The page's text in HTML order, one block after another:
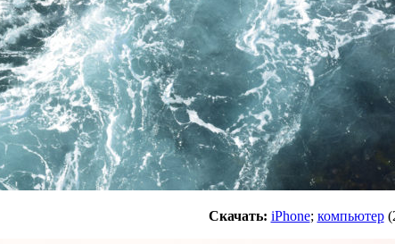
Скачать: iPhone; компьютер